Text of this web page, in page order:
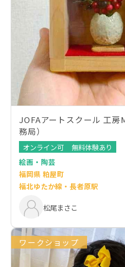
JOFAアートスクール 工房
務局）
オンライン可
無料体験あり
絵画・陶芸
福岡県 粕屋町
福北ゆたか線・長者原駅
松尾まさこ
ワークショップ